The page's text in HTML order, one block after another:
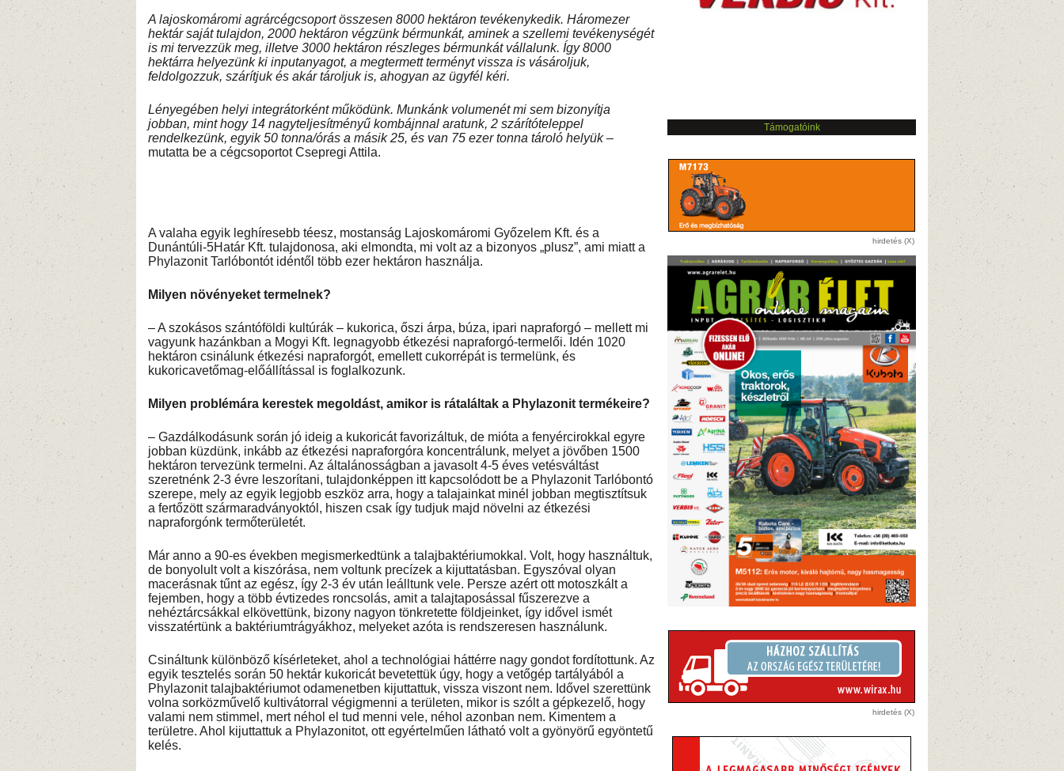
A lajoskomáromi agrárcégcsoport összesen 8000 hektáron tevékenykedik. Háromezer
hektár saját tulajdon, 2000 hektáron végzünk bérmunkát, aminek a szellemi tevékenységét
is mi tervezzük meg, illetve 3000 hektáron részleges bérmunkát vállalunk. Így 8000
hektárra helyezünk ki inputanyagot, a megtermett terményt vissza is vásároljuk,
feldolgozzuk, szárítjuk és akár tároljuk is, ahogyan az ügyfél kéri.
Lényegében helyi integrátorként működünk. Munkánk volumenét mi sem bizonyítja
jobban, mint hogy 14 nagyteljesítményű kombájnnal aratunk, 2 szárítóteleppel
rendelkezünk, egyik 50 tonna/órás a másik 25, és van 75 ezer tonna tároló helyük–
mutatta be a cégcsoportot Csepregi Attila.
A valaha egyik leghíresebb téesz, mostanság Lajoskomáromi Győzelem Kft. és a
Dunántúli-5Határ Kft. tulajdonosa, aki elmondta, mi volt az a bizonyos „plusz”, ami miatt a
Phylazonit Tarlóbontót idéntől több ezer hektáron használja.
Milyen növényeket termelnek?
– A szokásos szántóföldi kultúrák – kukorica, őszi árpa, búza, ipari napraforgó – mellett mi
vagyunk hazánkban a Mogyi Kft. legnagyobb étkezési napraforgó-termelői. Idén 1020
hektáron csinálunk étkezési napraforgót, emellett cukorrépát is termelünk, és
kukoricavetőmag-előállítással is foglalkozunk.
Milyen problémára kerestek megoldást, amikor is rátaláltak a Phylazonit termékeire?
– Gazdálkodásunk során jó ideig a kukoricát favorizáltuk, de mióta a fenyércirokkal egyre
jobban küzdünk, inkább az étkezési napraforgóra koncentrálunk, melyet a jövőben 1500
hektáron tervezünk termelni. Az általánosságban a javasolt 4-5 éves vetésváltást
szeretnénk 2-3 évre leszorítani, tulajdonképpen itt kapcsolódott be a Phylazonit Tarlóbontó
szerepe, mely az egyik legjobb eszköz arra, hogy a talajainkat minél jobban megtisztítsuk
a fertőzött szármaradványoktól, hiszen csak így tudjuk majd növelni az étkezési
napraforgónk termőterületét.
Már anno a 90-es években megismerkedtünk a talajbaktériumokkal. Volt, hogy használtuk,
de bonyolult volt a kiszórása, nem voltunk precízek a kijuttatásban. Egyszóval olyan
macerásnak tűnt az egész, így 2-3 év után leálltunk vele. Persze azért ott motoszkált a
fejemben, hogy a több évtizedes roncsolás, amit a talajtaposással fűszerezve a
nehéztárcsákkal elkövettünk, bizony nagyon tönkretette földjeinket, így idővel ismét
visszatértünk a baktériumtrágyákhoz, melyeket azóta is rendszeresen használunk.
Csináltunk különböző kísérleteket, ahol a technológiai háttérre nagy gondot fordítottunk. Az
egyik tesztelés során 50 hektár kukoricát bevetettük úgy, hogy a vetőgép tartályából a
Phylazonit talajbaktériumot odamenetben kijuttattuk, vissza viszont nem. Idővel szerettünk
volna sorközművelő kultivátorral végigmenni a területen, mikor is szólt a gépkezelő, hogy
valami nem stimmel, mert néhol el tud menni vele, néhol azonban nem. Kimentem a
területre. Ahol kijuttattuk a Phylazonitot, ott egyértelműen látható volt a gyönyörű egyöntetű
kelés.